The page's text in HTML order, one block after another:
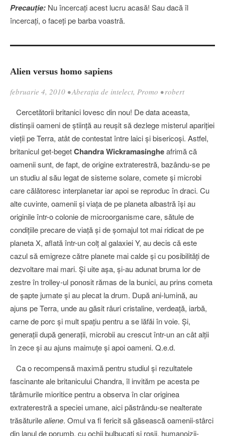
Precauţie: Nu încercaţi acest lucru acasă! Sau dacă îl
încercaţi, o faceţi pe barba voastră.
Alien versus homo sapiens
februarie 4, 2010 •Aberația de intelect, Promo •robert
Cercetătorii britanici lovesc din nou! De data aceasta,
distinşii oameni de ştiinţă au reuşit să dezlege misterul apariţiei
vieţii pe Terra, atât de contestat între laici şi bisericoşi. Astfel,
britanicul get-begetChandra Wickramasingheafrimă că
oamenii sunt, de fapt, de origine extraterestră, bazându-se pe
un studiu al său legat de sisteme solare, comete şi microbi
care călătoresc interplanetar iar apoi se reproduc în draci. Cu
alte cuvinte, oamenii şi viaţa de pe planeta albastră îşi au
originile într-o colonie de microorganisme care, sătule de
condiţiile precare de viaţă şi de şomajul tot mai ridicat de pe
planeta X, aflată într-un colţ al galaxiei Y, au decis că este
cazul să emigreze către planete mai calde şi cu posibilităţi de
dezvoltare mai mari. Şi uite aşa, şi-au adunat bruma lor de
zestre în trolley-ul ponosit rămas de la bunici, au prins cometa
de şapte jumate şi au plecat la drum. După ani-lumină, au
ajuns pe Terra, unde au găsit râuri cristaline, verdeaţă, iarbă,
carne de porc şi mult spaţiu pentru a se lăfăi în voie. Şi,
generaţii după generaţii, microbii au crescut într-un an cât alţii
în zece şi au ajuns maimuţe şi apoi oameni. Q.e.d.
Ca o recompensă maximă pentru studiul şi rezultatele
fascinante ale britanicului Chandra, îl invităm pe acesta pe
tărâmurile mioritice pentru a observa în clar originea
extraterestră a speciei umane, aici păstrându-se nealterate
trăsăturilealiene. Omul va fi fericit să găsească oamenii-stârci
din lanul de porumb, cu ochii bulbucaţi şi roşii, humanoizii-